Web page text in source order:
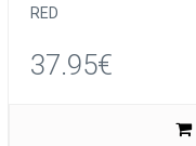
RED
37.95€